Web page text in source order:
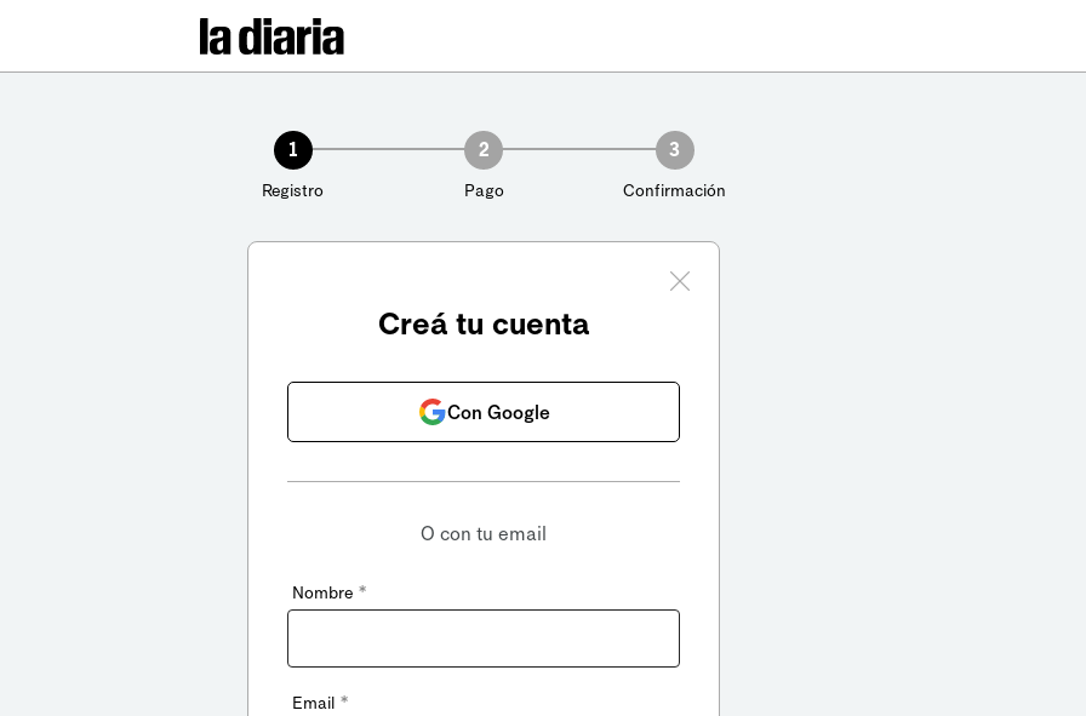
1
Registro
2
Pago
3
Confirmación
Creá tu cuenta
Con Google
O con tu email
Nombre *
Email *